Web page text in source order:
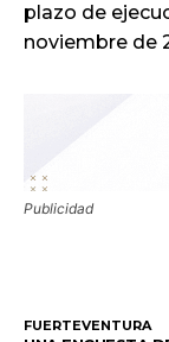
plazo de
noviembre de
Publicidad
FUERTEVENTURA